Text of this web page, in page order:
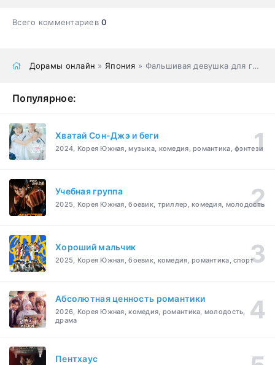
Всего комментариев0
Дорамы онлайн » Япония » Фальшивая девушка для гения
Популярное:
Хватай Сон-Джэ и беги
2024, Корея Южная, музыка, комедия, романтика, фэнтези
Учебная группа
2025, Корея Южная, боевик, триллер, комедия, молодость
Хороший мальчик
2025, Корея Южная, боевик, комедия, романтика, спорт
Абсолютная ценность романтики
2026, Корея Южная, комедия, романтика, молодость,
драма
Пентхаус